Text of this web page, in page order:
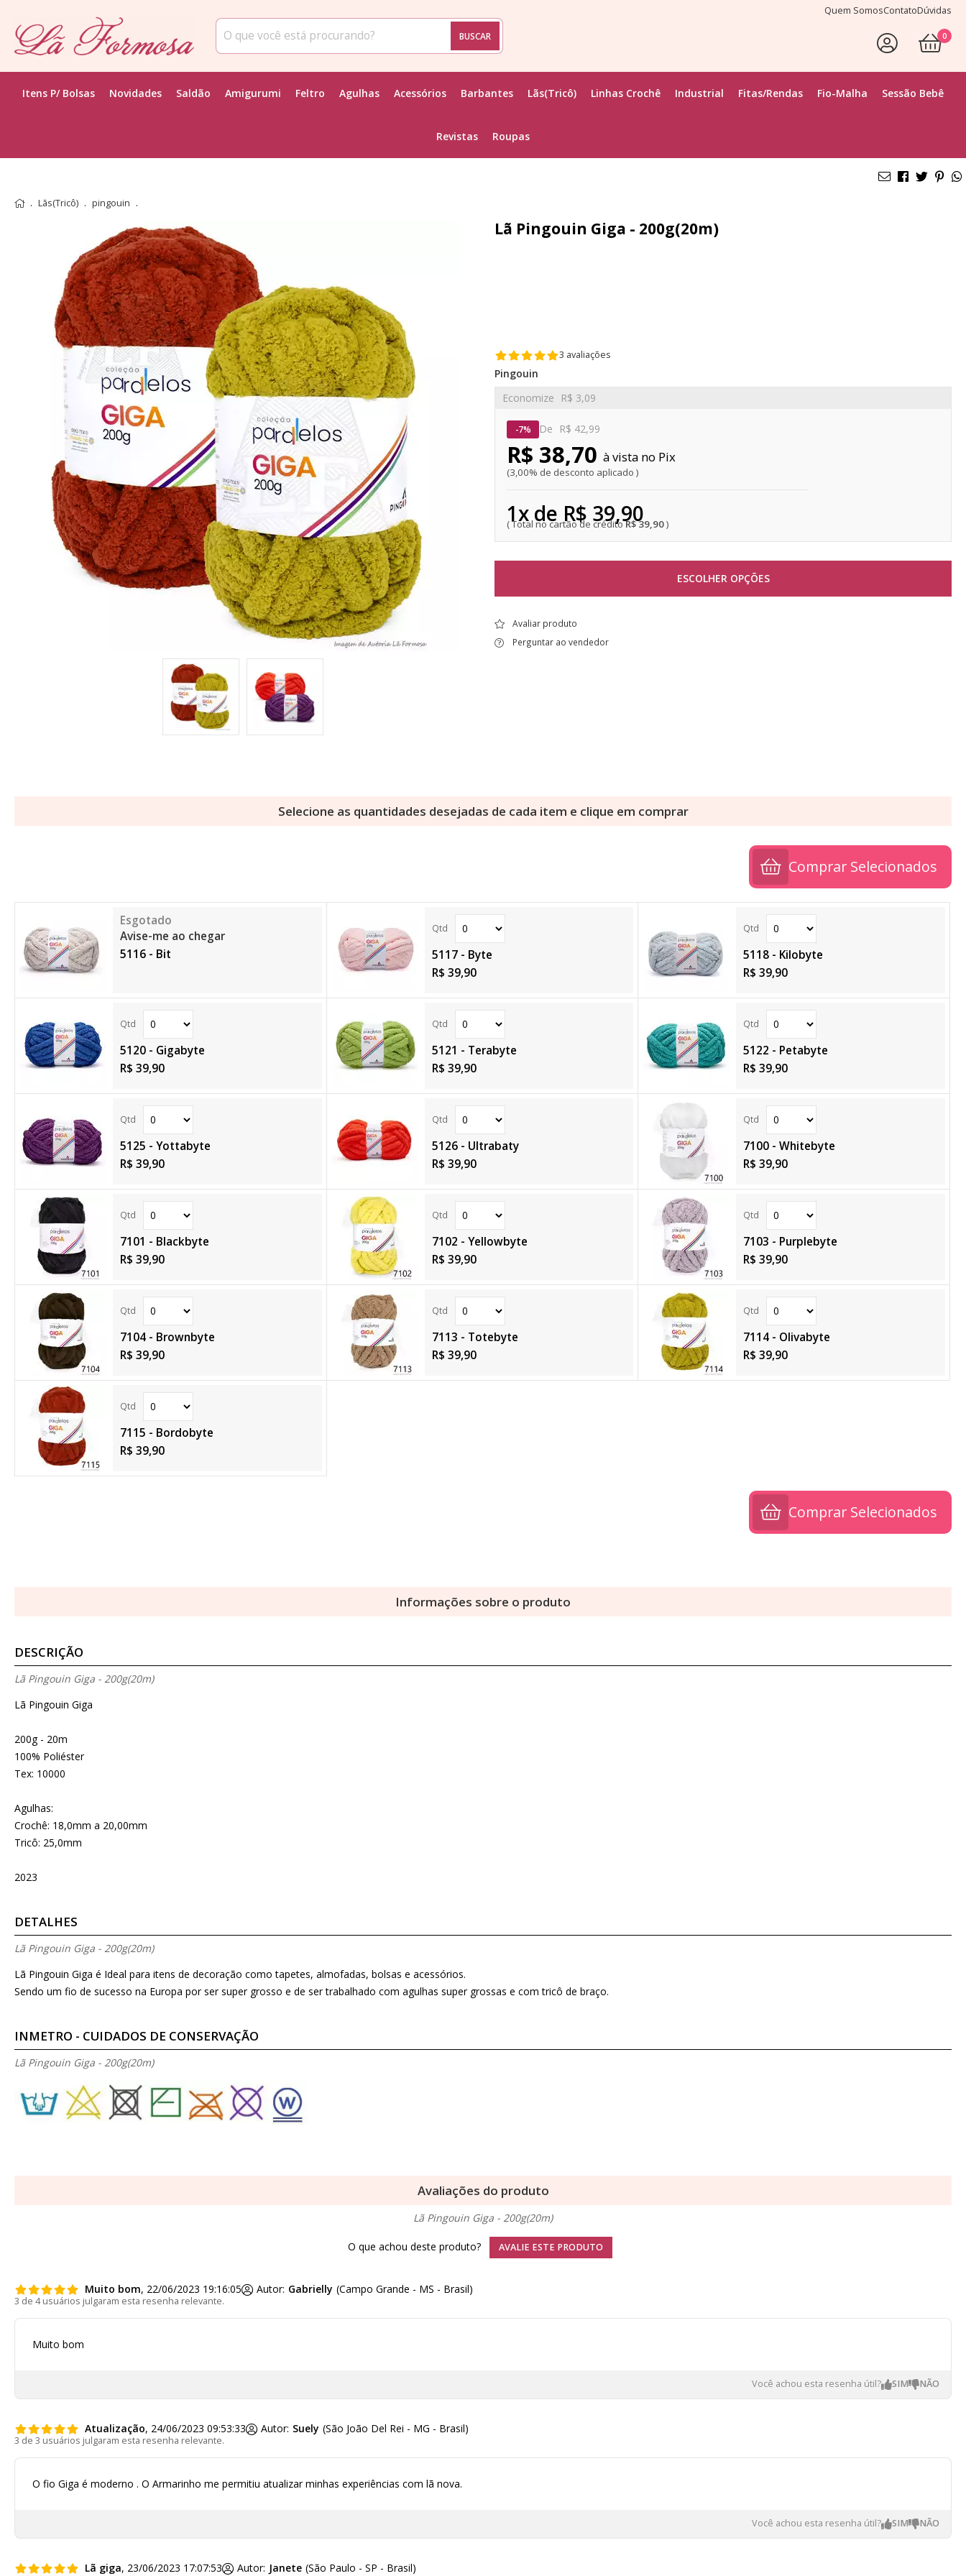
Quem SomosContatoDúvidas
BUSCAR 0
Itens P/ Bolsas Novidades Saldão Amigurumi Feltro Agulhas Acessórios Barbantes Lãs(Tricô) Linhas Crochê Industrial Fitas/Rendas Fio-Malha Sessão Bebê
Revistas Roupas
Lãs(Tricô) pingouin
Lã Pingouin Giga - 200g(20m)
3 avaliações
Pingouin
De R$ 42,99
R$ 39,90
Economize R$ 3,09
7%
1x de R$ 39,90
R$ 38,70
3,00% de desconto aplicado
Pix
ESCOLHER OPÇÕES
Avaliar produto
Perguntar ao vendedor
Selecione as quantidades desejadas de cada item e clique em comprar
Comprar Selecionados
Avise-me ao chegar
5116 - Bit
5117 - Byte
R$ 39,90
5118 - Kilobyte
R$ 39,90
5120 - Gigabyte
R$ 39,90
5121 - Terabyte
R$ 39,90
5122 - Petabyte
R$ 39,90
5125 - Yottabyte
R$ 39,90
5126 - Ultrabaty
R$ 39,90
7100 - Whitebyte
R$ 39,90
7101 - Blackbyte
R$ 39,90
7102 - Yellowbyte
R$ 39,90
7103 - Purplebyte
R$ 39,90
7104 - Brownbyte
R$ 39,90
7113 - Totebyte
R$ 39,90
7114 - Olivabyte
R$ 39,90
7115 - Bordobyte
R$ 39,90
Comprar Selecionados
Informações sobre o produto
DESCRIÇÃO
Lã Pingouin Giga - 200g(20m)
Lã Pingouin Giga
200g - 20m
100% Poliéster
Tex: 10000
Agulhas:
Crochê: 18,0mm a 20,00mm
Tricô: 25,0mm
2023
DETALHES
Lã Pingouin Giga - 200g(20m)
Lã Pingouin Giga é Ideal para itens de decoração como tapetes, almofadas, bolsas e acessórios.
Sendo um fio de sucesso na Europa por ser super grosso e de ser trabalhado com agulhas super grossas e com tricô de braço.
INMETRO - CUIDADOS DE CONSERVAÇÃO
Lã Pingouin Giga - 200g(20m)
Avaliações do produto
Lã Pingouin Giga - 200g(20m)
O que achou deste produto? AVALIE ESTE PRODUTO
3 de 4 usuários julgaram esta resenha relevante.
Muito bom, 22/06/2023 19:16:05 Autor: Gabrielly (Campo Grande - MS - Brasil)
Muito bom
Você achou esta resenha útil?
3 de 3 usuários julgaram esta resenha relevante.
Atualização, 24/06/2023 09:53:33 Autor: Suely (São João Del Rei - MG - Brasil)
O fio Giga é moderno . O Armarinho me permitiu atualizar minhas experiências com lã nova.
Você achou esta resenha útil?
Lã giga, 23/06/2023 17:07:53 Autor: Janete (São Paulo - SP - Brasil)